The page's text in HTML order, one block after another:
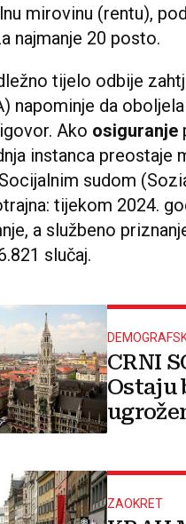
mirovinu (rentu),
najmanje 20 posto.
tijelo odbije
napominje da
Ako osiguranje
instanca preostaje
sudom
tijekom 2024.
a službeno
slučaj.
CRNI
Ostaju
ZAOKRET